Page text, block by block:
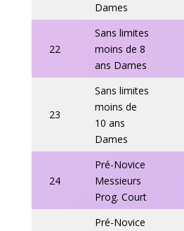
Dames
22
Sans limites
moins de 8
ans Dames
23
Sans limites
moins de
10 ans
Dames
24
Pré-Novice
Messieurs
Prog. Court
Pré-Novice